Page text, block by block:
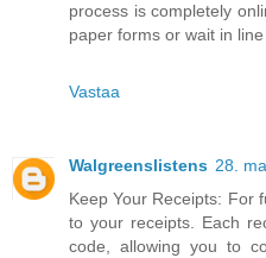
process is completely
paper forms or wait in
Vastaa
Walgreenslistens 28.
Keep Your Receipts: For
to your receipts. Each
code, allowing you to